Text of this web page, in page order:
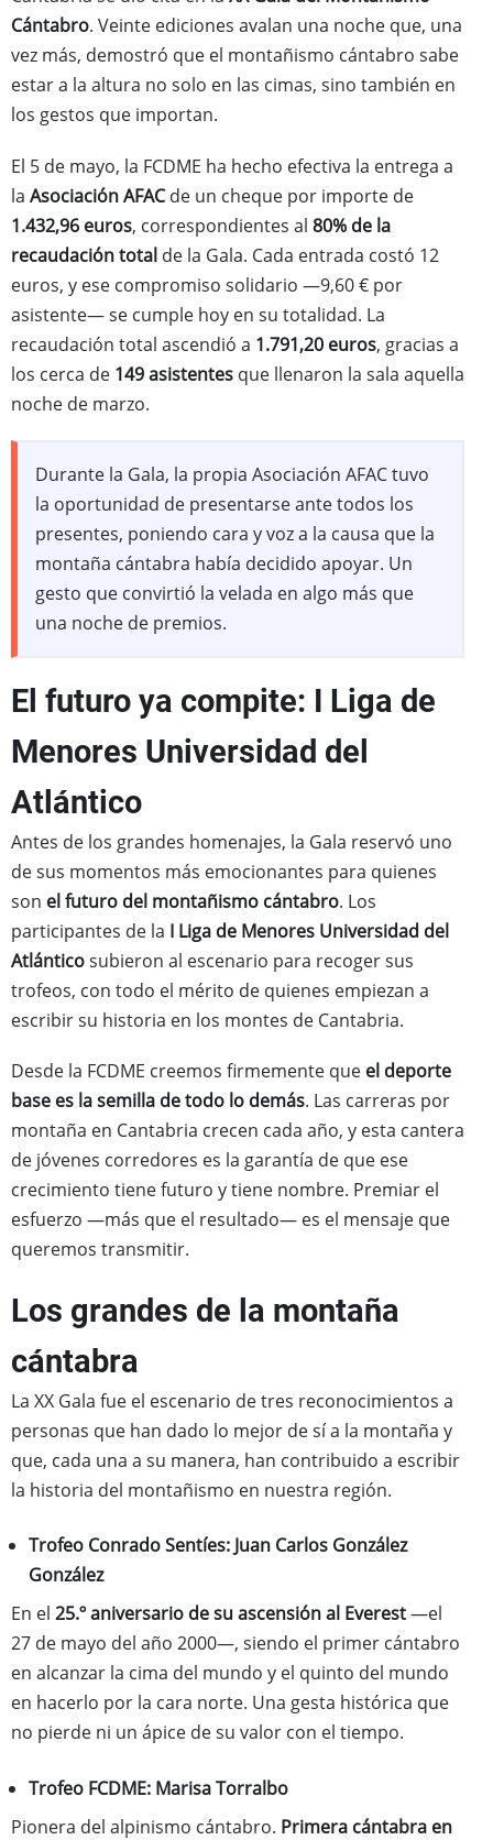
Cántabro. Veinte ediciones avalan una noche que, una
vez más, demostró que el montañismo cántabro sabe
estar a la altura no solo en las cimas, sino también en
los gestos que importan.
El 5 de mayo, la FCDME ha hecho efectiva la entrega a
la Asociación AFACde un cheque por importe de
1.432,96 euros, correspondientes al 80% de la
recaudación total de la Gala. Cada entrada costó 12
euros, y ese compromiso solidario —9,60 € por
asistente— se cumple hoy en su totalidad. La
recaudación total ascendió a 1.791,20 euros, gracias a
los cerca de 149 asistentes que llenaron la sala aquella
noche de marzo.
Durante la Gala, la propia Asociación AFAC tuvo
la oportunidad de presentarse ante todos los
presentes, poniendo cara y voz a la causa que la
montaña cántabra había decidido apoyar. Un
gesto que convirtió la velada en algo más que
una noche de premios.
El futuro ya compite: I Liga de
Menores Universidad del
Atlántico
Antes de los grandes homenajes, la Gala reservó uno
de sus momentos más emocionantes para quienes
son el futuro del montañismo cántabro. Los
participantes de la I Liga de Menores Universidad del
Atlánticosubieron al escenario para recoger sus
trofeos, con todo el mérito de quienes empiezan a
escribir su historia en los montes de Cantabria.
Desde la FCDME creemos firmemente que el deporte
base es la semilla de todo lo demás. Las carreras por
montaña en Cantabria crecen cada año, y esta cantera
de jóvenes corredores es la garantía de que ese
crecimiento tiene futuro y tiene nombre. Premiar el
esfuerzo —más que el resultado— es el mensaje que
queremos transmitir.
Los grandes de la montaña
cántabra
La XX Gala fue el escenario de tres reconocimientos a
personas que han dado lo mejor de sí a la montaña y
que, cada una a su manera, han contribuido a escribir
la historia del montañismo en nuestra región.
Trofeo Conrado Sentíes: Juan Carlos González
González
En el 25.º aniversario de su ascensión al Everest—el
27 de mayo del año 2000—, siendo el primer cántabro
en alcanzar la cima del mundo y el quinto del mundo
en hacerlo por la cara norte. Una gesta histórica que
no pierde ni un ápice de su valor con el tiempo.
Trofeo FCDME: Marisa Torralbo
Pionera del alpinismo cántabro. Primera cántabra en